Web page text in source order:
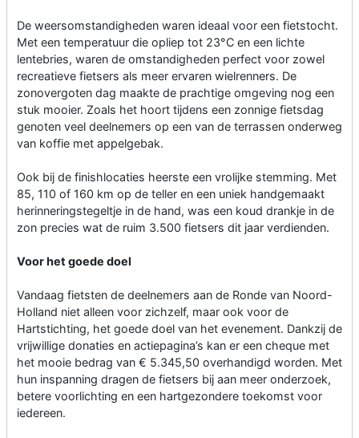
De weersomstandigheden waren ideaal voor een fietstocht.
Met een temperatuur die opliep tot 23°C en een lichte
lentebries, waren de omstandigheden perfect voor zowel
recreatieve fietsers als meer ervaren wielrenners. De
zonovergoten dag maakte de prachtige omgeving nog een
stuk mooier. Zoals het hoort tijdens een zonnige fietsdag
genoten veel deelnemers op een van de terrassen onderweg
van koffie met appelgebak.
Ook bij de finishlocaties heerste een vrolijke stemming. Met
85, 110 of 160 km op de teller en een uniek handgemaakt
herinneringstegeltje in de hand, was een koud drankje in de
zon precies wat de ruim 3.500 fietsers dit jaar verdienden.
Voor het goede doel
Vandaag fietsten de deelnemers aan de Ronde van Noord-
Holland niet alleen voor zichzelf, maar ook voor de
Hartstichting, het goede doel van het evenement. Dankzij de
vrijwillige donaties en actiepagina’s kan er een cheque met
het mooie bedrag van € 5.345,50 overhandigd worden. Met
hun inspanning dragen de fietsers bij aan meer onderzoek,
betere voorlichting en een hartgezondere toekomst voor
iedereen.